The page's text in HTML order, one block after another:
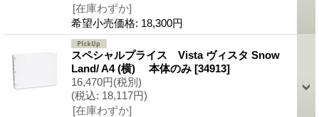
[在庫わずか]
希望小売価格: 18,300円
スペシャルプライス Vista ヴィスタ Snow
Land/ A4 (横) 本体のみ [34913]
16,470円(税別)
(税込: 18,117円)
[在庫わずか]